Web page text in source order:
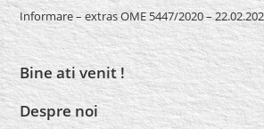
Informare – extras OME 5447/2020 –
Bine ati venit !
Despre noi